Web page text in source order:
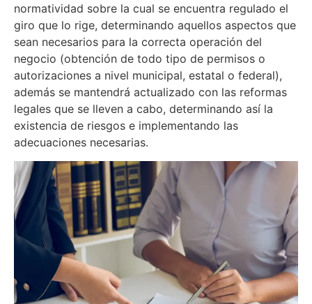
normatividad sobre la cual se encuentra regulado el
giro que lo rige, determinando aquellos aspectos que
sean necesarios para la correcta operación del
negocio (obtención de todo tipo de permisos o
autorizaciones a nivel municipal, estatal o federal),
además se mantendrá actualizado con las reformas
legales que se lleven a cabo, determinando así la
existencia de riesgos e implementando las
adecuaciones necesarias.